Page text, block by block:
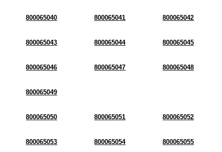
800065040 800065041 800065042
800065043 800065044 800065045
800065046 800065047 800065048
800065049
800065050 800065051 800065052
800065053 800065054 800065055